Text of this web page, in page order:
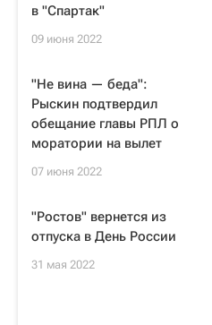
в "Спартак"
09 июня 2022
"Не вина — беда":
Рыскин подтвердил
обещание главы РПЛ о
моратории на вылет
07 июня 2022
"Ростов" вернется из
отпуска в День России
31 мая 2022